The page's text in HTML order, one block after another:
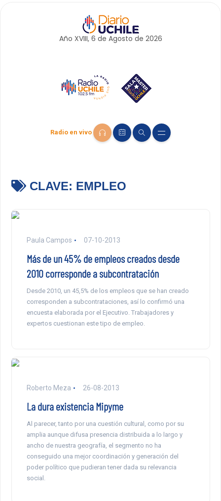
Año XVIII, 6 de Agosto de 2026
Radio en vivo
CLAVE: EMPLEO
Paula Campos 07-10-2013
Más de un 45% de empleos creados desde
2010 corresponde a subcontratación
Desde 2010, un 45,5% de los empleos que se han creado
corresponden a subcontrataciones, así lo confirmó una
encuesta elaborada por el Ejecutivo. Trabajadores y
expertos cuestionan este tipo de empleo.
Roberto Meza 26-08-2013
La dura existencia Mipyme
Al parecer, tanto por una cuestión cultural, como por su
amplia aunque difusa presencia distribuida a lo largo y
ancho de nuestra geografía, el segmento no ha
conseguido una mejor coordinación y generación del
poder político que pudieran tener dada su relevancia
social.